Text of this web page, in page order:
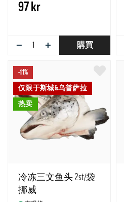
97 kr
− + 購買
-11%
仅限于斯城&乌普萨拉
热卖
冷冻三文鱼头 2st/袋
挪威